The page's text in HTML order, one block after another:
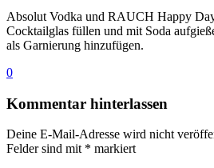
Absolut Vodka und RAUCH Happy
Cocktailglas füllen und mit Soda
als Garnierung hinzufügen.
0
Kommentar hinterlassen
Deine E-Mail-Adresse wird nicht
Felder sind mit * markiert